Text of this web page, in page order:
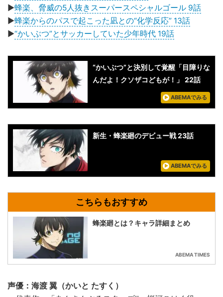
▶蜂楽、脅威の5人抜きスーパースペシャルゴール 9話
▶蜂楽からのパスで起こった凪との“化学反応” 13話
▶“かいぶつ”とサッカーしていた少年時代 19話
“かいぶつ”と決別して覚醒「目障りな
んだよ！クソザコどもが！」 22話
ABEMAでみる
新生・蜂楽廻のデビュー戦 23話
ABEMAでみる
蜂楽廻とは？キャラ詳細まとめ
ABEMA TIMES
声優：海渡 翼（かいと たすく）